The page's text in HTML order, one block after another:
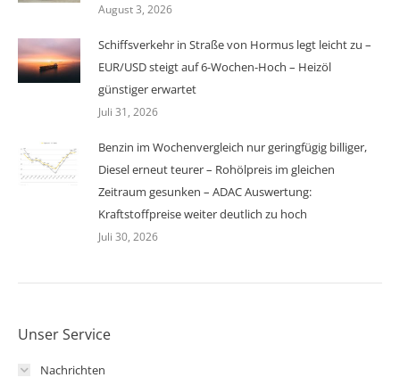
August 3, 2026
Schiffsverkehr in Straße von Hormus legt leicht zu –
EUR/USD steigt auf 6-Wochen-Hoch – Heizöl
günstiger erwartet
Juli 31, 2026
Benzin im Wochenvergleich nur geringfügig billiger,
Diesel erneut teurer – Rohölpreis im gleichen
Zeitraum gesunken – ADAC Auswertung:
Kraftstoffpreise weiter deutlich zu hoch
Juli 30, 2026
Unser Service
Nachrichten